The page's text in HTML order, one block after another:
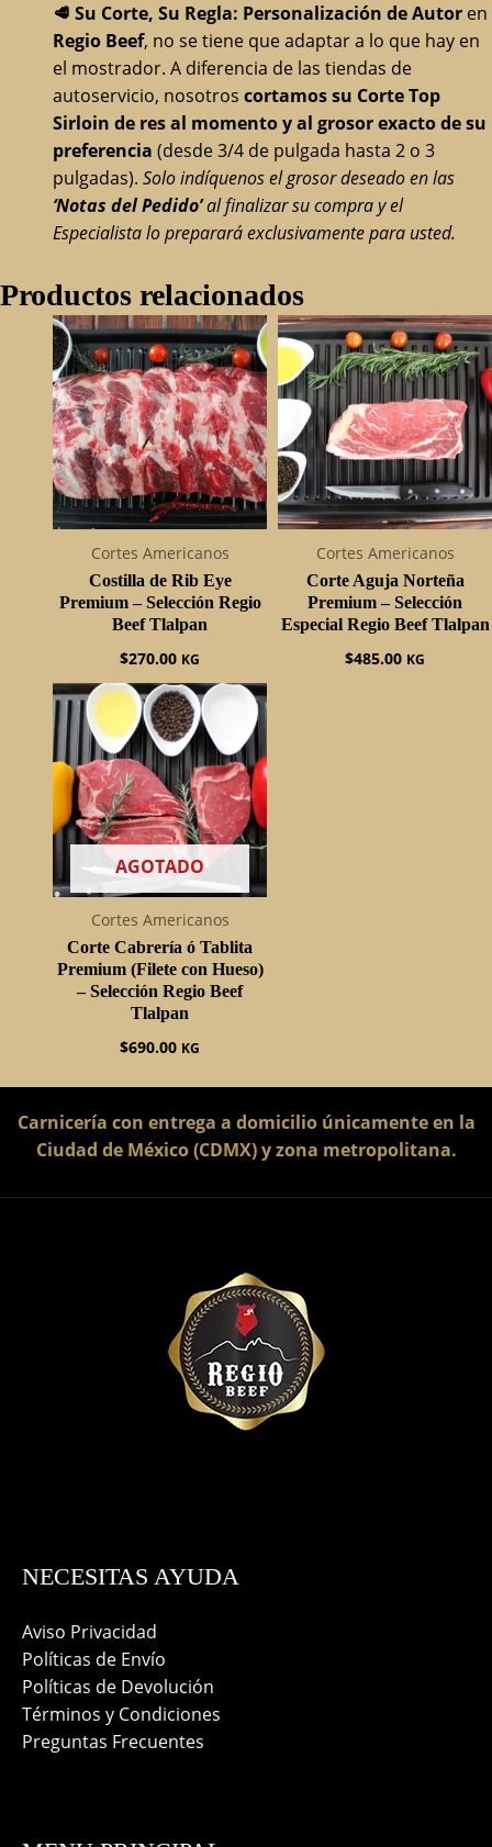
🥩 Su Corte, Su Regla: Personalización de Autor en
Regio Beef, no se tiene que adaptar a lo que hay en
el mostrador. A diferencia de las tiendas de
autoservicio, nosotros cortamos su Corte Top
Sirloin de res al momento y al grosor exacto de su
preferencia (desde 3/4 de pulgada hasta 2 o 3
pulgadas). Solo indíquenos el grosor deseado en las
‘Notas del Pedido’al finalizar su compra y el
Especialista lo preparará exclusivamente para usted.
Productos relacionados
Cortes Americanos
Costilla de Rib Eye
Premium – Selección Regio
Beef Tlalpan
$270.00 KG
Cortes Americanos
Corte Aguja Norteña
Premium – Selección
Especial Regio Beef Tlalpan
$485.00 KG
AGOTADO
Cortes Americanos
Corte Cabrería ó Tablita
Premium (Filete con Hueso)
– Selección Regio Beef
Tlalpan
$690.00 KG
Carnicería con entrega a domicilio únicamente en la
Ciudad de México (CDMX) y zona metropolitana.
NECESITAS AYUDA
Aviso Privacidad
Políticas de Envío
Políticas de Devolución
Términos y Condiciones
Preguntas Frecuentes